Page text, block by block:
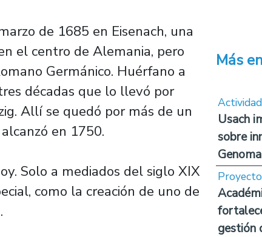
de 1685 en Eisenach, una
el centro de Alemania, pero
Germánico. Huérfano a
décadas que lo llevó por
Allí se quedó por más de un
en 1750.
Solo a mediados del siglo XIX
como la creación de uno de
Más
Usach
sobre
gestión